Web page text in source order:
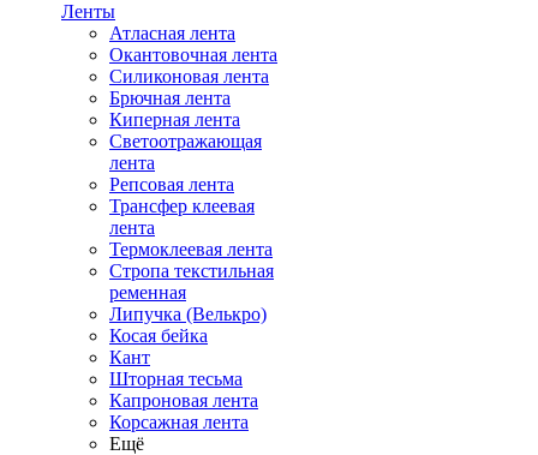
Ленты
Атласная лента
Окантовочная лента
Силиконовая лента
Брючная лента
Киперная лента
Светоотражающая
лента
Репсовая лента
Трансфер клеевая
лента
Термоклеевая лента
Стропа текстильная
ременная
Липучка (Велькро)
Косая бейка
Кант
Шторная тесьма
Капроновая лента
Корсажная лента
Ещё